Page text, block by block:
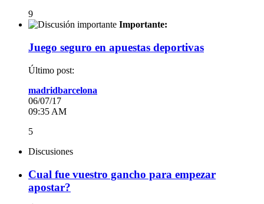
9
Importante:
Juego seguro en apuestas deportivas
Último post:
madridbarcelona
06/07/17
09:35 AM
5
Discusiones
Cual fue vuestro gancho para empezar
apostar?